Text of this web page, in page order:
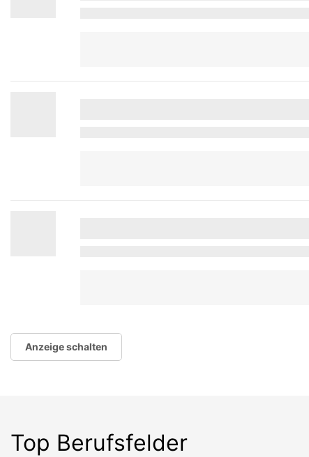
Anzeige schalten
Top Berufsfelder